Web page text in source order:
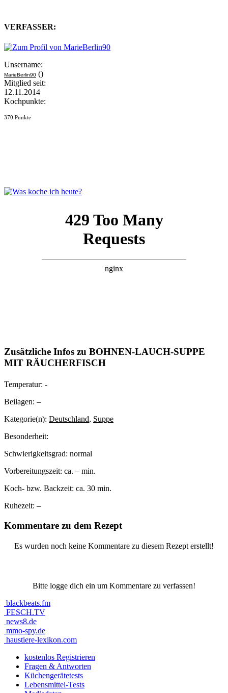
VERFASSER:
Unsername:
MarieBerlin90 ()
Mitglied seit:
12.11.2014
Kochpunkte:
370 Punkte
Zusätzliche Infos zu BOHNEN-LAUCH-SUPPE
MIT RÄUCHERFISCH
Temperatur: -
Beilagen: –
Kategorie(n): Deutschland, Suppe
Besonderheit:
Schwierigkeitsgrad: normal
Vorbereitungszeit: ca. – min.
Koch- bzw. Backzeit: ca. 30 min.
Ruhezeit: –
Kommentare zu dem Rezept
Es wurden noch keine Kommentare zu diesem Rezept erstellt!
Bitte logge dich ein um Kommentare zu verfassen!
blackbeats.fm
FESCH.TV
news8.de
mmo-spy.de
haustiere-lexikon.com
kostenlos Registrieren
Fragen & Antworten
Küchengerätetests
Lebensmittel-Tests